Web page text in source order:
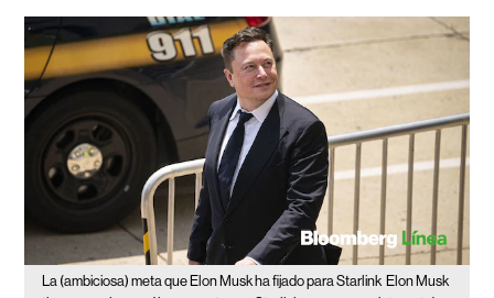
La (ambiciosa) meta que Elon Musk ha fijado para Starlink Elon Musk